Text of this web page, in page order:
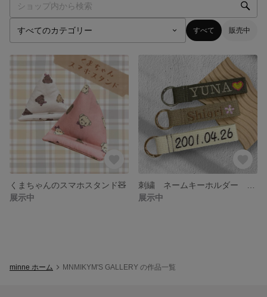
すべて 販売中
くまちゃんのスマホスタンド🧸
展示中
展示中
minne ホーム MNMIKYM'S GALLERY の作品一覧